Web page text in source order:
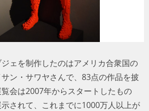
ェを制作したのはアメリカ合衆国の
ン・サワヤさんで、83点の作品を披
会は2007年からスタートしたもの
されて、これまでに1000万人以上が